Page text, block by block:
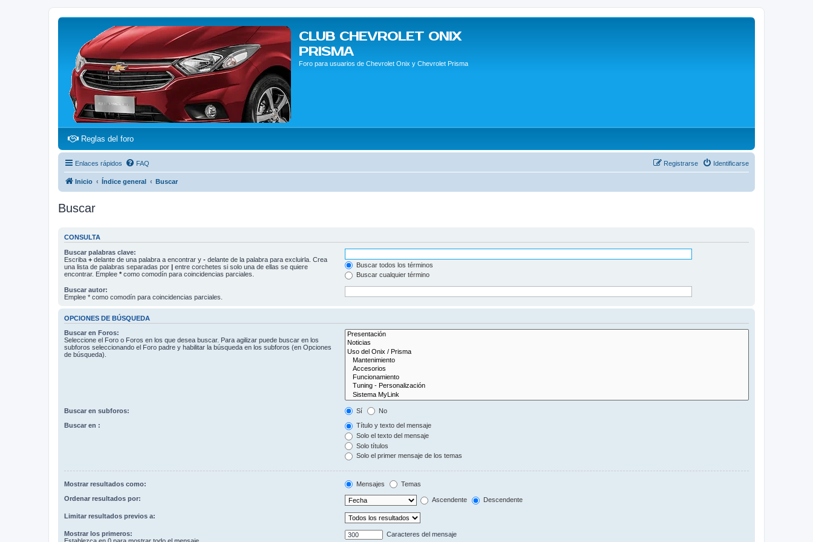
CLUB CHEVROLET ONIX
PRISMA
Foro para usuarios de Chevrolet Onix y Chevrolet Prisma
Reglas del foro(Opens a new tab)
Enlaces rápidos FAQ Identificarse
Registrarse
Inicio Índice general Buscar
Buscar
CONSULTA
Buscar palabras clave:
Escriba + delante de una palabra a encontrar y - delante de la palabra para excluirla. Crea
una lista de palabras separadas por | entre corchetes si solo una de ellas se quiere
encontrar. Emplee * como comodín para coincidencias parciales.
Buscar todos los términos
Buscar cualquier término
Buscar autor:
Emplee * como comodín para coincidencias parciales.
OPCIONES DE BÚSQUEDA
Buscar en Foros:
Seleccione el Foro o Foros en los que desea buscar. Para agilizar puede buscar en los
subforos seleccionando el Foro padre y habilitar la búsqueda en los subforos (en Opciones
de búsqueda).
Buscar en subforos: Sí No
Buscar en :
Título y texto del mensaje
Solo el texto del mensaje
Solo títulos
Solo el primer mensaje de los temas
Mostrar resultados como: Mensajes Temas
Ordenar resultados por: Ascendente Descendente
Limitar resultados previos a:
Mostrar los primeros:
Caracteres del mensaje